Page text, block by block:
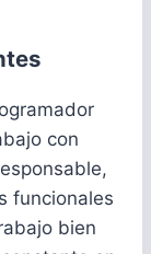
con
funcionales
bien